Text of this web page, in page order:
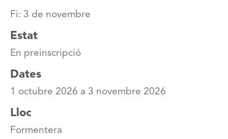
Fi: 3 de novembre
Estat
En preinscripció
Dates
1 octubre 2026 a 3 novembre 2026
Lloc
Formentera